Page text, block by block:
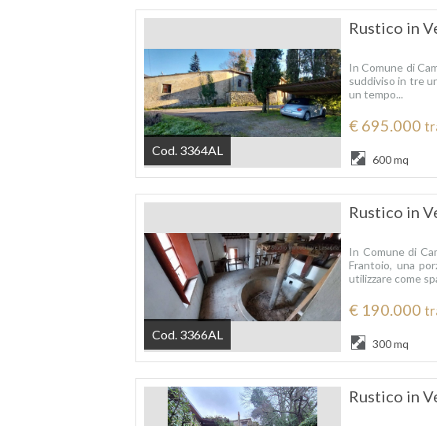
Rustico in
In Comune di
suddiviso in tre
un tempo...
€ 695.000
Cod. 3364AL
600 mq
Rustico in
In Comune di
Frantoio, una
utilizzare come
€ 190.000
Cod. 3366AL
300 mq
Rustico in